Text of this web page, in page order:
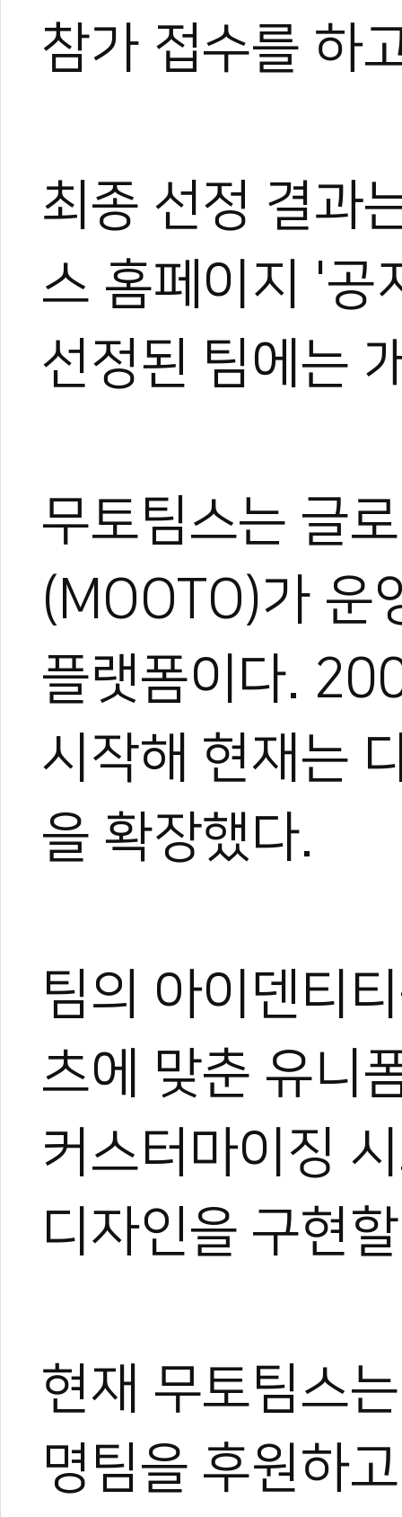
참가 접수를 하
최종 선정 결과
스 홈페이지 '공
선정된 팀에는
무토팀스는 글
(MOOTO)가 운
플랫폼이다.
시작해 현재는
을 확장했다.
팀의 아이덴티
츠에 맞춘 유니
커스터마이징
디자인을 구현
현재 무토팀스
명팀을 후원하
관련 뉴스